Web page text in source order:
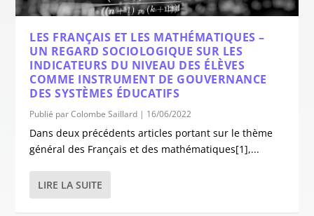
LES FRANÇAIS ET LES MATHÉMATIQUES –
UN REGARD SOCIOLOGIQUE SUR LES
INDICATEURS DU NIVEAU DES ÉLÈVES
COMME INSTRUMENT DE GOUVERNANCE
DES SYSTÈMES ÉDUCATIFS
Publié parColombe Saillard | 16/06/2022
Dans deux précédents articles portant sur le thème
général des Français et des mathématiques[1],...
LIRE LA SUITE